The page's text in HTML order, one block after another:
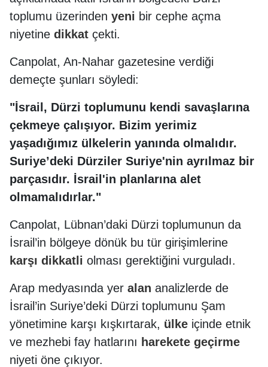
toplumu üzerinden yeni bir cephe açma
niyetine dikkat çekti.
Canpolat, An-Nahar gazetesine verdiği
demeçte şunları söyledi:
"İsrail, Dürzi toplumunu kendi savaşlarına
çekmeye çalışıyor. Bizim yerimiz
yaşadığımız ülkelerin yanında olmalıdır.
Suriye’deki Dürziler Suriye'nin ayrılmaz bir
parçasıdır. İsrail'in planlarına alet
olmamalıdırlar."
Canpolat, Lübnan’daki Dürzi toplumunun da
İsrail’in bölgeye dönük bu tür girişimlerine
karşı dikkatli olması gerektiğini vurguladı.
Arap medyasında yer alan analizlerde de
İsrail’in Suriye’deki Dürzi toplumunu Şam
yönetimine karşı kışkırtarak, ülke içinde etnik
ve mezhebi fay hatlarını harekete geçirme
niyeti öne çıkıyor.